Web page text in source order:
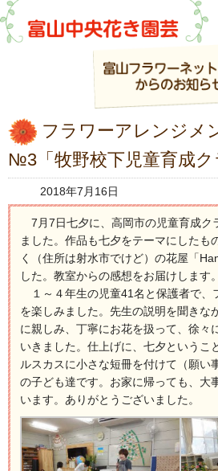
フラワーアレンジメ
№3「牧野校下児童育成ク
2018年7月16日
7月7日七夕に、高岡市の児童育成ク
ました。作品も七夕をテーマにしたも
く（住所は射水市でけど）の花屋「
した。教室からの感想をお届けします。
１～４年生の児童41名と保護者で、
を楽しみました。先生の説明を聞きな
に親しみ、丁寧にお花を扱って、徐々
いきました。仕上げに、七夕というこ
ルスカスに小さな短冊を付けて（願い
の子ども達です。お家に帰っても、大
います。ありがとうございました。